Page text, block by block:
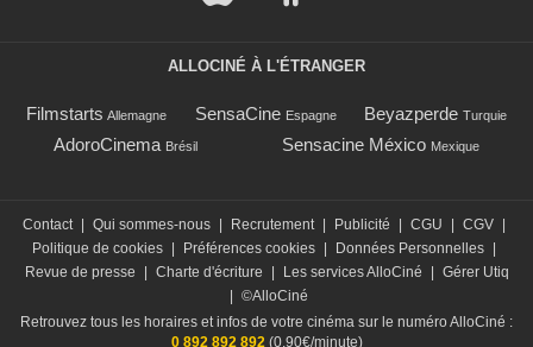
ALLOCINÉ À L'ÉTRANGER
Filmstarts Allemagne SensaCine Espagne Beyazperde Turquie
AdoroCinema Brésil Sensacine México Mexique
Contact Qui sommes-nous Recrutement Publicité CGU CGV
Politique de cookies
Préférences cookies Données Personnelles
Revue de presse
Charte d'écriture Les services AlloCiné
Gérer Utiq
©AlloCiné
Retrouvez tous les horaires et infos de votre cinéma sur le numéro AlloCiné :
0 892 892 892(0,90€/minute)